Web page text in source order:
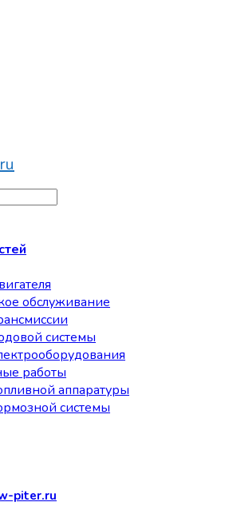
обслуживание
системы
работы
аппаратуры
системы
piter.ru